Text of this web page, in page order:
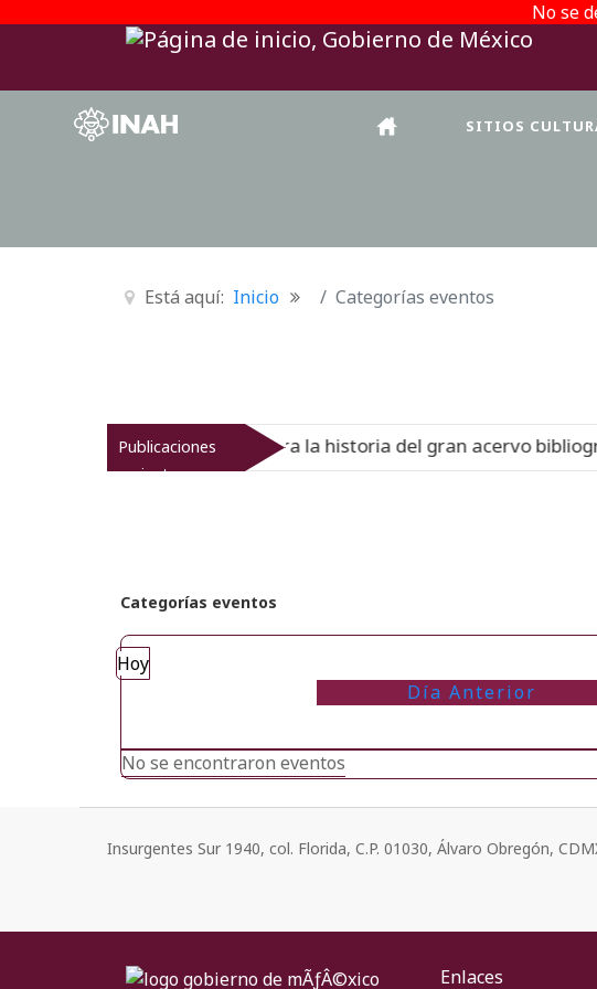
No se
SITIOS
Está aquí: Inicio Categorías eventos
Publicaciones
recientes
del Virreinato muestra la historia del gran acervo
Categorías eventos
Hoy
Día Anterior
No se encontraron eventos
Insurgentes Sur 1940, col. Florida, C.P. 01030, Álvaro Obregón,
Enlaces